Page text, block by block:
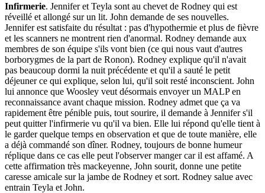
Infirmerie. Jennifer et Teyla sont au chevet de Rodney qui est
réveillé et allongé sur un lit. John demande de ses nouvelles.
Jennifer est satisfaite du résultat : pas d'hypothermie et plus de fièvre
et les scanners ne montrent rien d'anormal. Rodney demande aux
membres de son équipe s'ils vont bien (ce qui nous vaut d'autres
borborygmes de la part de Ronon). Rodney explique qu'il n'avait
pas beaucoup dormi la nuit précédente et qu'il a sauté le petit
déjeuner ce qui explique, selon lui, qu'il soit resté inconscient. John
lui annonce que Woosley veut désormais envoyer un MALP en
reconnaissance avant chaque mission. Rodney admet que ça va
rapidement être pénible puis, tout sourire, il demande à Jennifer s'il
peut quitter l'infirmerie vu qu'il va bien. Elle lui répond qu'elle tient à
le garder quelque temps en observation et que de toute manière, elle
a déjà commandé son dîner. Rodney, toujours de bonne humeur
réplique dans ce cas elle peut l'observer manger car il est affamé. A
cette affirmation très mackeyenne, John sourit, donne une petite
caresse amicale sur la jambe de Rodney et sort. Rodney salue avec
entrain Teyla et John.